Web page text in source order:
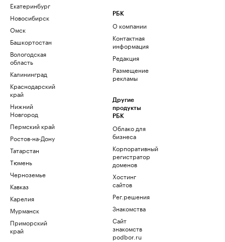
Екатеринбург
Новосибирск
Омск
Башкортостан
Вологодская
область
Калининград
Краснодарский
край
Нижний
Новгород
Пермский край
Ростов-на-Дону
Татарстан
Тюмень
Черноземье
Кавказ
Карелия
Мурманск
Приморский
край
РБК
О компании
Контактная
информация
Редакция
Размещение
рекламы
Другие
продукты
РБК
Облако для
бизнеса
Корпоративный
регистратор
доменов
Хостинг
сайтов
Рег.решения
Знакомства
Сайт
знакомств
podbor.ru